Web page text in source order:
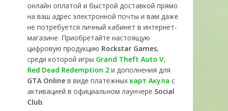
онлайн оплатой и быстрой доставкой прямо
на ваш адрес электронной почты и вам даже
не потребуется личный кабинет в интернет-
магазине. Приобретайте настоящую
цифровую продукцию Rockstar Games,
среди которой игры Grand Theft Auto V,
Red Dead Redemption 2 и дополнения для
GTA Online в виде платёжных карт Акула с
активацией в официальном лаунчере Social
Club.